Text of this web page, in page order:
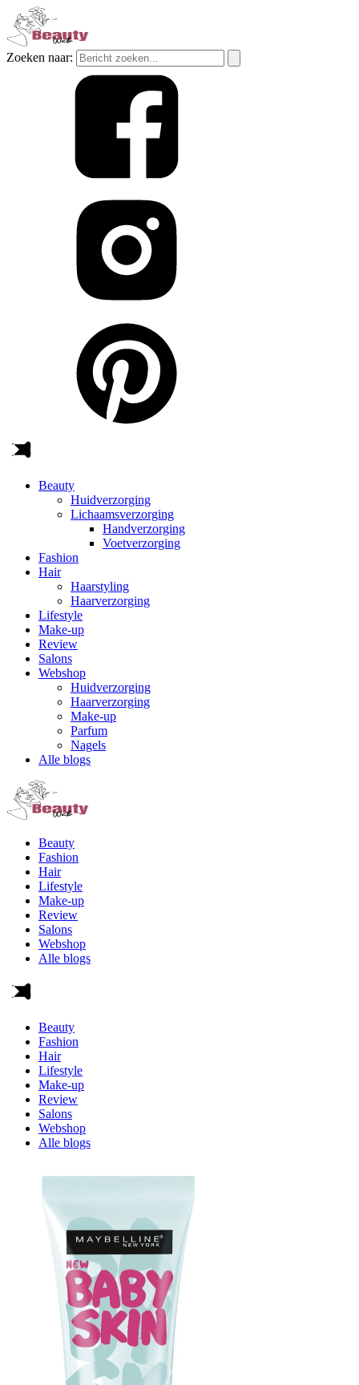
Zoeken naar:
Beauty
Huidverzorging
Lichaamsverzorging
Handverzorging
Voetverzorging
Fashion
Hair
Haarstyling
Haarverzorging
Lifestyle
Make-up
Review
Salons
Webshop
Huidverzorging
Haarverzorging
Make-up
Parfum
Nagels
Alle blogs
Beauty
Fashion
Hair
Lifestyle
Make-up
Review
Salons
Webshop
Alle blogs
Beauty
Fashion
Hair
Lifestyle
Make-up
Review
Salons
Webshop
Alle blogs